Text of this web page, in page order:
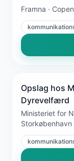
Framna ·
Opslag hos
Dyrevelfærd
Ministeriet for
Storkøbenhavn